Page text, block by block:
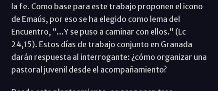
la fe. Como base para este trabajo proponen el icono
de Emaús, por eso se ha elegido como lema del
Encuentro, “…Y se puso a caminar con ellos.” (Lc
24,15). Estos días de trabajo conjunto en Granada
darán respuesta al interrogante: ¿cómo organizar una
pastoral juvenil desde el acompañamiento?